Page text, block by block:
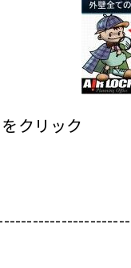
クリック